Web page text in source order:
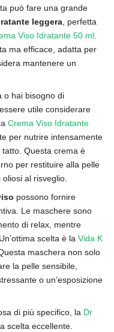
può fare una grande
leggera, perfetta
Viso Idratante 50 ml.
ma efficace, adatta per
mantenere un
o hai bisogno di
utile considerare
Crema Viso Idratante
per nutrire intensamente
Questa crema è
per restituire alla pelle
al risveglio.
possono fornire
Le maschere sono
di relax, mentre
scelta è la Vida K
maschera non solo
la pelle sensibile,
o un’esposizione
di più specifico, la Dr
scelta eccellente.